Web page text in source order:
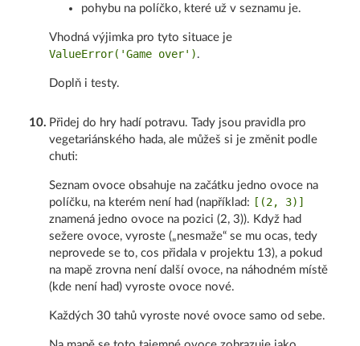
pohybu na políčko, které už v seznamu je.
Vhodná výjimka pro tyto situace je
ValueError('Game over') .
Doplň i testy.
10. Přidej do hry hadí potravu. Tady jsou pravidla pro
vegetariánského hada, ale můžeš si je změnit podle
chuti:
Seznam ovoce obsahuje na začátku jedno ovoce na
políčku, na kterém není had (například: [(2, 3)]
znamená jedno ovoce na pozici (2, 3)). Když had
sežere ovoce, vyroste („nesmaže“ se mu ocas, tedy
neprovede se to, cos přidala v projektu 13), a pokud
na mapě zrovna není další ovoce, na náhodném místě
(kde není had) vyroste ovoce nové.
Každých 30 tahů vyroste nové ovoce samo od sebe.